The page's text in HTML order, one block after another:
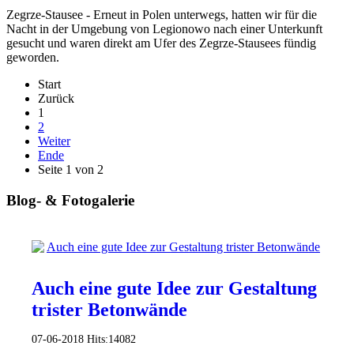
Zegrze-Stausee - Erneut in Polen unterwegs, hatten wir für die
Nacht in der Umgebung von Legionowo nach einer Unterkunft
gesucht und waren direkt am Ufer des Zegrze-Stausees fündig
geworden.
Start
Zurück
1
2
Weiter
Ende
Seite 1 von 2
Blog- & Fotogalerie
Auch eine gute Idee zur Gestaltung
trister Betonwände
07-06-2018 Hits:14082